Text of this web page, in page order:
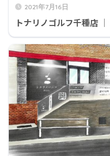
2021年7月16日
トナリノゴルフ千種店